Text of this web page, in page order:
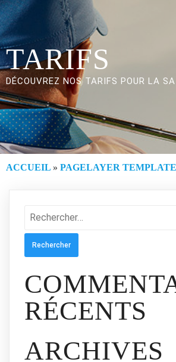
TARIFS
DÉCOUVREZ NOS TARIFS POUR LA
ACCUEIL » PAGELAYER
Rechercher :
RÉCENTS
ARCHIVES